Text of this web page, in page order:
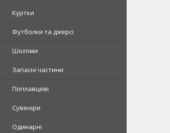
Куртки
Футболки та джерсі
Шоломи
Запасні частини
Поплавцеві
Сувеніри
Одинарні